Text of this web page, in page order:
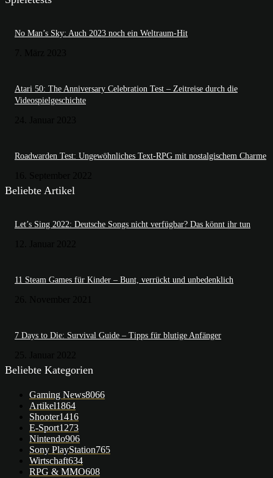
No Man’s Sky: Auch 2023 noch ein Weltraum-Hit
Atari 50: The Anniversary Celebration Test – Zeitreise durch die
Videospielgeschichte
Roadwarden Test: Ungewöhnliches Text-RPG mit nostalgischem Charme
Beliebte Artikel
Let’s Sing 2022: Deutsche Songs nicht verfügbar? Das könnt ihr tun
11 Steam Games für Kinder – Bunt, verrückt und unbedenklich
7 Days to Die: Survival Guide – Tipps für blutige Anfänger
Beliebte Kategorien
Gaming News8066
Artikel1864
Shooter1416
E-Sport1273
Nintendo906
Sony PlayStation765
Wirtschaft634
RPG & MMO608